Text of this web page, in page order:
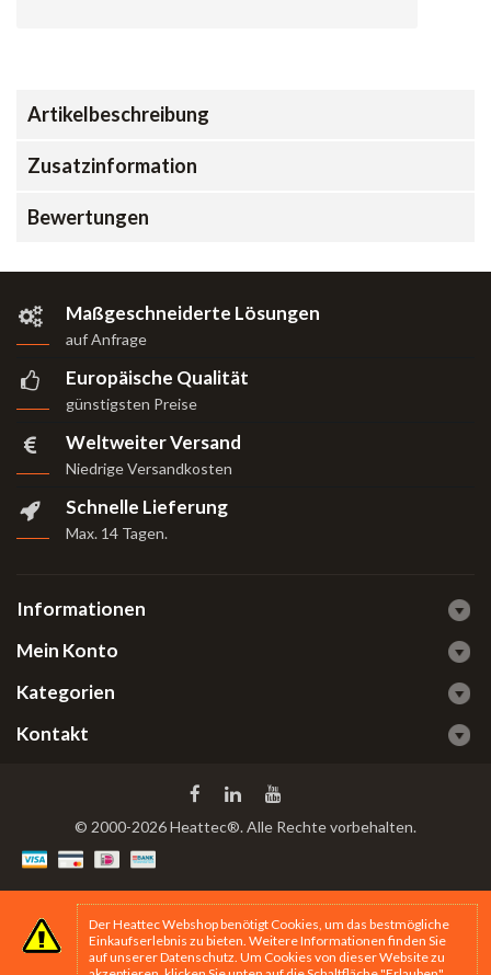
Artikelbeschreibung
Zusatzinformation
Bewertungen
Maßgeschneiderte Lösungen
auf Anfrage
Europäische Qualität
günstigsten Preise
Weltweiter Versand
Niedrige Versandkosten
Schnelle Lieferung
Max. 14 Tagen.
Informationen
Mein Konto
Kategorien
Kontakt
© 2000-2026 Heattec®. Alle Rechte vorbehalten.
Der Heattec Webshop benötigt Cookies, um das bestmögliche
Einkaufserlebnis zu bieten. Weitere Informationen finden Sie
auf unsererDatenschutz. Um Cookies von dieser Website zu